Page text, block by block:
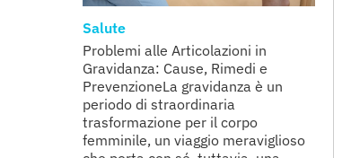
Salute
Problemi alle Articolazioni in
Gravidanza: Cause, Rimedi e
PrevenzioneLa gravidanza è un
periodo di straordinaria
trasformazione per il corpo
femminile, un viaggio meraviglioso